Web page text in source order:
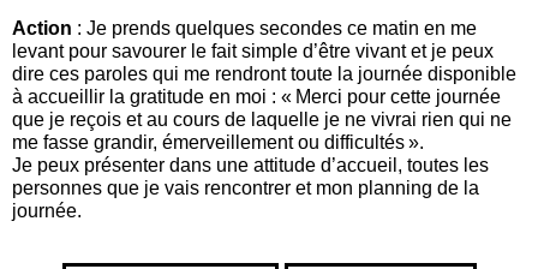
Action : Je prends quelques secondes ce matin en me
levant pour savourer le fait simple d’être vivant et je peux
dire ces paroles qui me rendront toute la journée disponible
à accueillir la gratitude en moi : « Merci pour cette journée
que je reçois et au cours de laquelle je ne vivrai rien qui ne
me fasse grandir, émerveillement ou difficultés ».
Je peux présenter dans une attitude d’accueil, toutes les
personnes que je vais rencontrer et mon planning de la
journée.